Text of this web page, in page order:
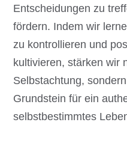
Entscheidungen zu
fördern. Indem wir
zu kontrollieren und
kultivieren, stärken wir
Selbstachtung,
Grundstein für ein
selbstbestimmtes